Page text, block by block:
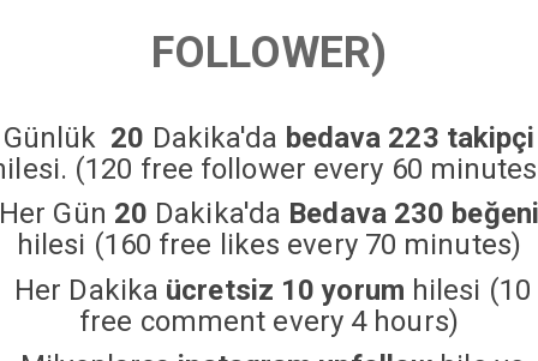
FOLLOWER)
Günlük 20 Dakika'da bedava 223 takipçi
(120 free follower every 60
Her Gün 20 Dakika'da Bedava 230 beğeni
hilesi (160 free likes every 70 minutes)
Her Dakika ücretsiz 10 yorum hilesi (10
free comment every 4 hours)